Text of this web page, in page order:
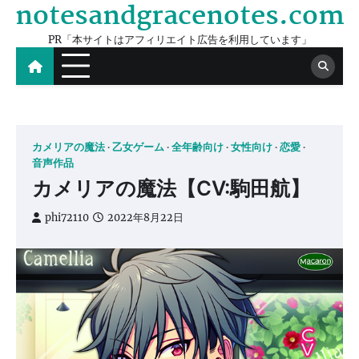
Skip
content
notesandgracenotes.com
PR「本サイトはアフィリエイト広告を利用しています」
カメリアの魔法 乙女ゲーム 全年齢向け 女性向け 恋愛
音声作品
カメリアの魔法【CV:駒田航】
phi72110 2022年8月22日